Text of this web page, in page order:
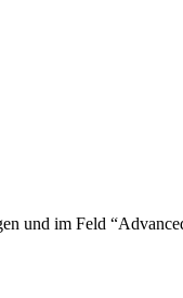
und im Feld